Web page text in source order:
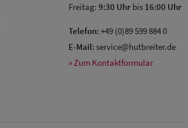
Freitag: 9:30 Uhr bis 16:00 Uhr
Telefon: +49 (0)89 599 884 0
E-Mail: service@hutbreiter.de
» Zum Kontaktformular